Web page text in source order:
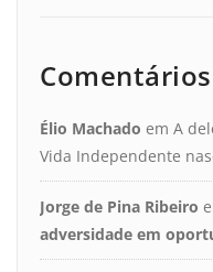
Élio Machado em A
Vida Independente
Jorge de Pina Ribeiro
adversidade em